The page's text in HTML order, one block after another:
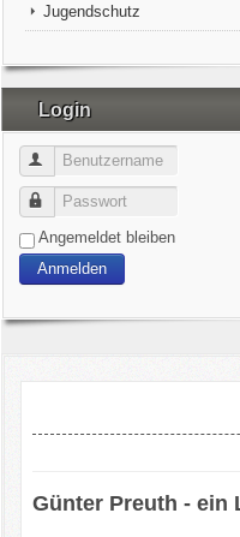
Jugendschutz
Login
Benutzername
Passwort
Angemeldet bleiben
Anmelden
Günter Preuth - ein